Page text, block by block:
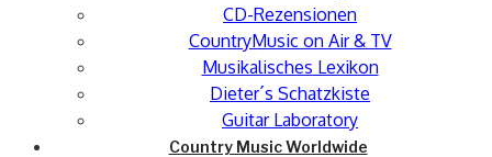
CD-Rezensionen
CountryMusic on Air & TV
Musikalisches Lexikon
Dieter´s Schatzkiste
Guitar Laboratory
Country Music Worldwide